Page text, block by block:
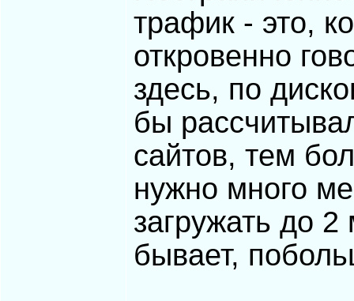
трафик - это,
откровенно
здесь, по
бы
сайтов, тем
нужно много
загружать до
бывает,